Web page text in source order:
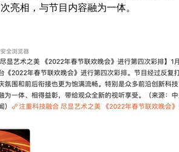
亮相，与节目内容融为一体。